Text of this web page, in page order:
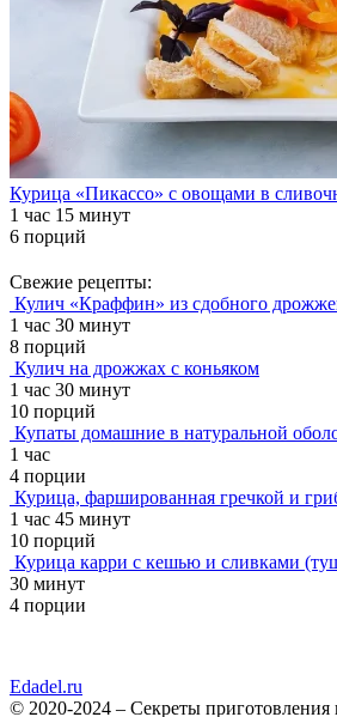
Курица «Пикассо» с овощами в
1 час 15 минут
6 порций
Свежие рецепты:
Кулич «Краффин» из сдобного
1 час 30 минут
8 порций
Кулич на дрожжах с коньяком
1 час 30 минут
10 порций
Купаты домашние в натуральной
1 час
4 порции
Курица, фаршированная гречкой и
1 час 45 минут
10 порций
Курица карри с кешью и сливками
30 минут
4 порции
Edadel.ru
© 2020-2024 – Секреты приготовления